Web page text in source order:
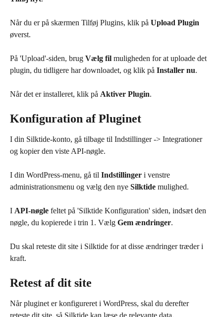
Når du er på skærmen Tilføj Plugins, klik på Upload Plugin
øverst.
På 'Upload'-siden, brug Vælg fil muligheden for at uploade det
plugin, du tidligere har downloadet, og klik på Installer nu.
Når det er installeret, klik på Aktiver Plugin.
Konfiguration af Pluginet
I din Silktide-konto, gå tilbage til Indstillinger -> Integrationer
og kopier den viste API-nøgle.
I din WordPress-menu, gå til Indstillinger i venstre
administrationsmenu og vælg den nye Silktide mulighed.
I API-nøgle feltet på 'Silktide Konfiguration' siden, indsæt den
nøgle, du kopierede i trin 1. Vælg Gem ændringer.
Du skal reteste dit site i Silktide for at disse ændringer træder i
kraft.
Retest af dit site
Når pluginet er konfigureret i WordPress, skal du derefter